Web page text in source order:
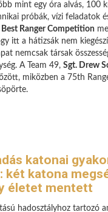
mint egy óra alvás, 100
próbák, vízi feladatok
Best Ranger Competition
itt a hátizsák nem
nemcsak társak
A Team 49, Sgt. Drew
miközben a 75th
katonai
két katona
életet mentett
hadosztályhoz tartozó